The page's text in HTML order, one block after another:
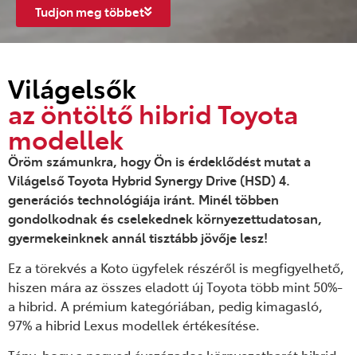
Tudjon meg többet
Világelsők
az öntöltő hibrid Toyota
modellek
Öröm számunkra, hogy Ön is érdeklődést mutat a
Világelső Toyota Hybrid Synergy Drive (HSD) 4.
generációs technológiája iránt. Minél többen
gondolkodnak és cselekednek környezettudatosan,
gyermekeinknek annál tisztább jövője lesz!
Ez a törekvés a Koto ügyfelek részéről is megfigyelhető,
hiszen mára az összes eladott új Toyota több mint 50%-
a hibrid. A prémium kategóriában, pedig kimagasló,
97% a hibrid Lexus modellek értékesítése.